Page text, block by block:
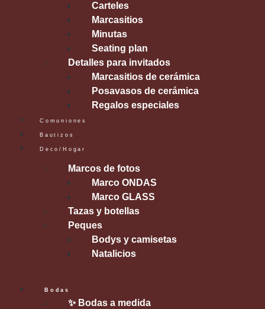
Carteles
Marcasitios
Minutas
Seating plan
Detalles para invitados
Marcasitios de cerámica
Posavasos de cerámica
Regalos especiales
Comuniones
Bautizos
Deco/Hogar
Marcos de fotos
Marco ONDAS
Marco GLASS
Tazas y botellas
Peques
Bodys y camisetas
Natalicios
Bodas
✨ Bodas a medida